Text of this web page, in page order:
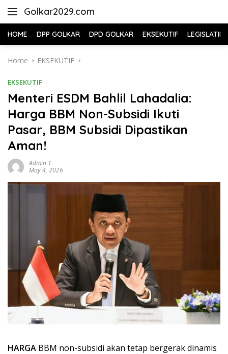
Golkar2029.com
HOME DPP GOLKAR DPD GOLKAR EKSEKUTIF LEGISLATIF
Home EKSEKUTIF
EKSEKUTIF
Menteri ESDM Bahlil Lahadalia:
Harga BBM Non-Subsidi Ikuti
Pasar, BBM Subsidi Dipastikan
Aman!
Admin 1
May 4, 2026
HARGA BBM non-subsidi akan tetap bergerak dinamis